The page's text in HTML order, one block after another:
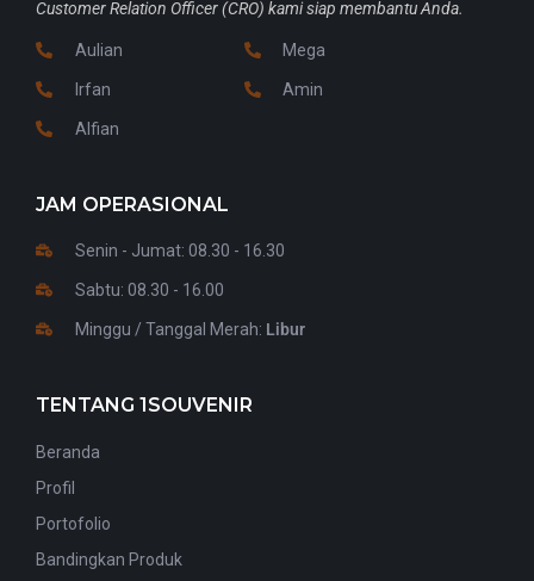
Customer Relation Officer (CRO) kami siap membantu Anda.
Aulian
Irfan
Alfian
Mega
Amin
JAM OPERASIONAL
Senin - Jumat: 08.30 - 16.30
Sabtu: 08.30 - 16.00
Minggu / Tanggal Merah: Libur
TENTANG 1SOUVENIR
Beranda
Profil
Portofolio
Bandingkan Produk